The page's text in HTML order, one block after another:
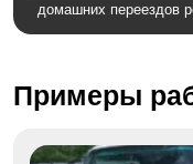
домашних переездов
Примеры